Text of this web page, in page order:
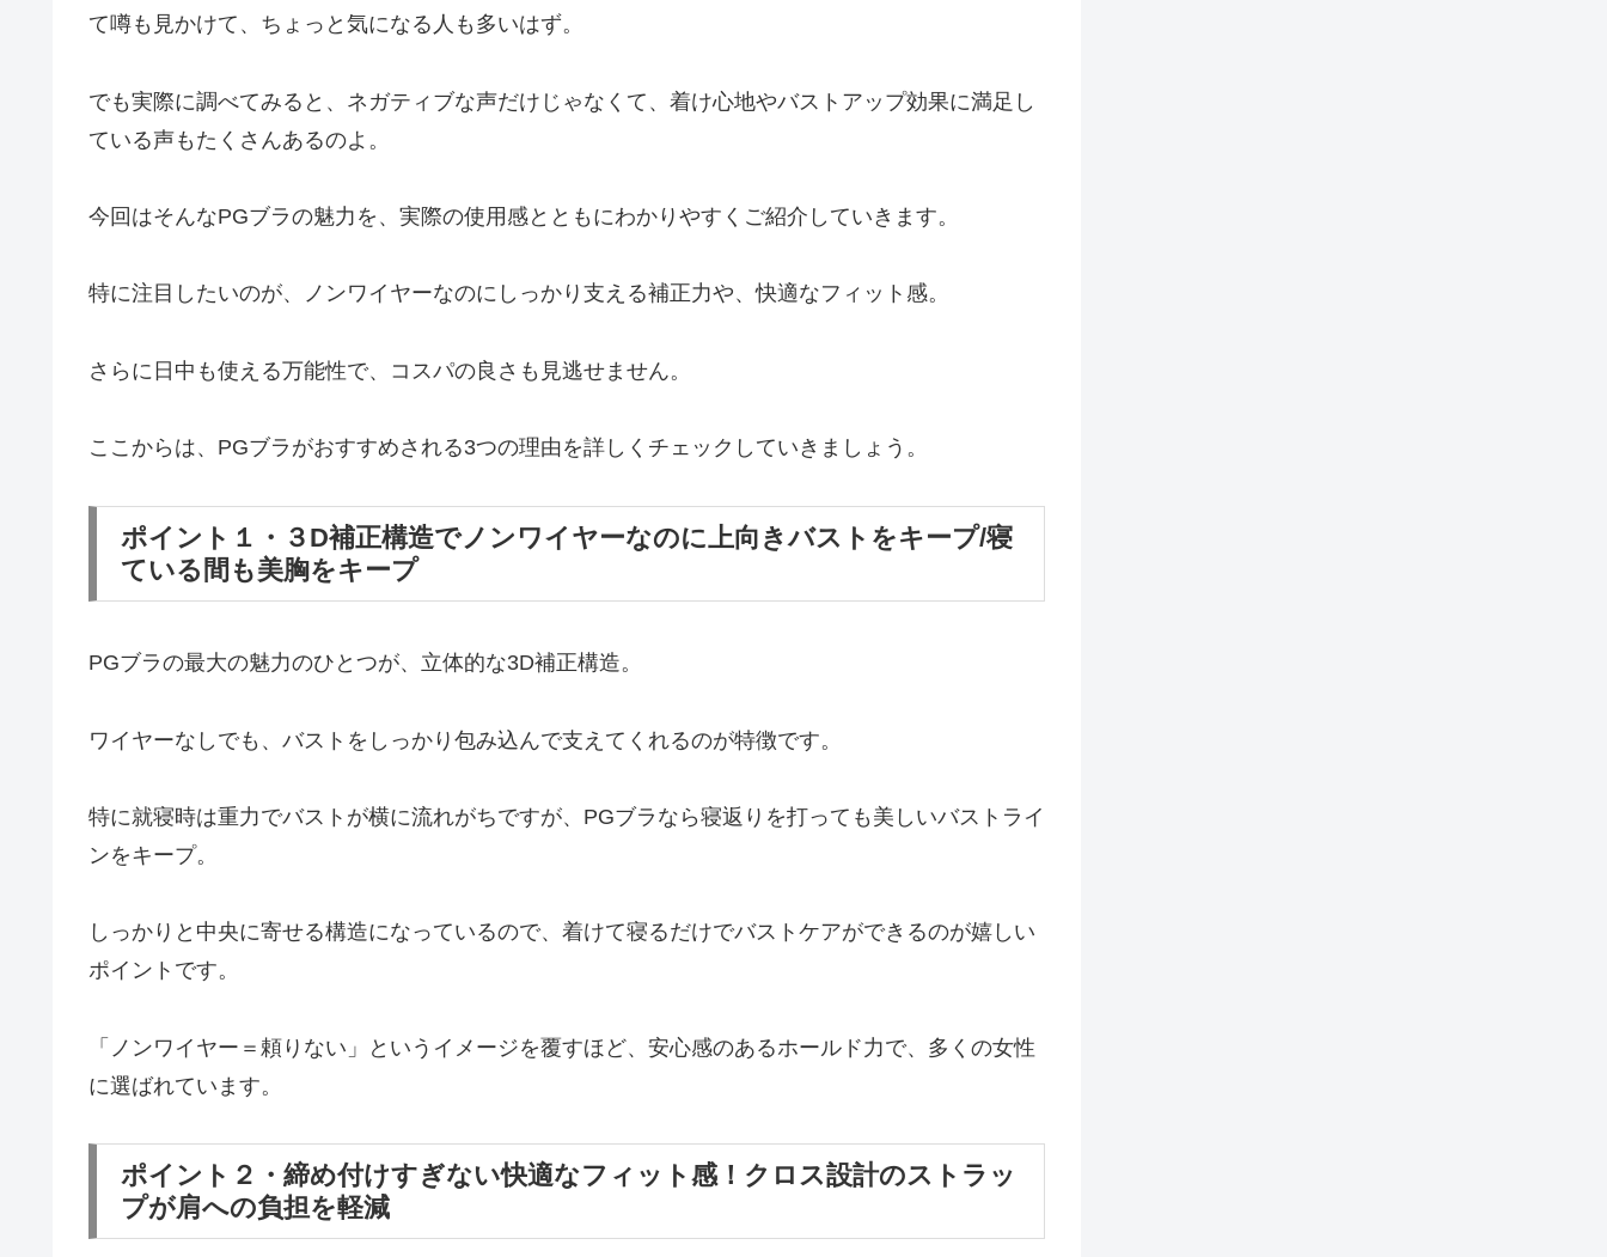
て噂も見かけて、ちょっと気になる人も多いはず。
でも実際に調べてみると、ネガティブな声だけじゃなくて、着け心地やバストアップ効果に満足し
ている声もたくさんあるのよ。
今回はそんなPGブラの魅力を、実際の使用感とともにわかりやすくご紹介していきます。
特に注目したいのが、ノンワイヤーなのにしっかり支える補正力や、快適なフィット感。
さらに日中も使える万能性で、コスパの良さも見逃せません。
ここからは、PGブラがおすすめされる3つの理由を詳しくチェックしていきましょう。
ポイント１・３D補正構造でノンワイヤーなのに上向きバストをキープ/寝
ている間も美胸をキープ
PGブラの最大の魅力のひとつが、立体的な3D補正構造。
ワイヤーなしでも、バストをしっかり包み込んで支えてくれるのが特徴です。
特に就寝時は重力でバストが横に流れがちですが、PGブラなら寝返りを打っても美しいバストライ
ンをキープ。
しっかりと中央に寄せる構造になっているので、着けて寝るだけでバストケアができるのが嬉しい
ポイントです。
「ノンワイヤー＝頼りない」というイメージを覆すほど、安心感のあるホールド力で、多くの女性
に選ばれています。
ポイント２・締め付けすぎない快適なフィット感！クロス設計のストラッ
プが肩への負担を軽減